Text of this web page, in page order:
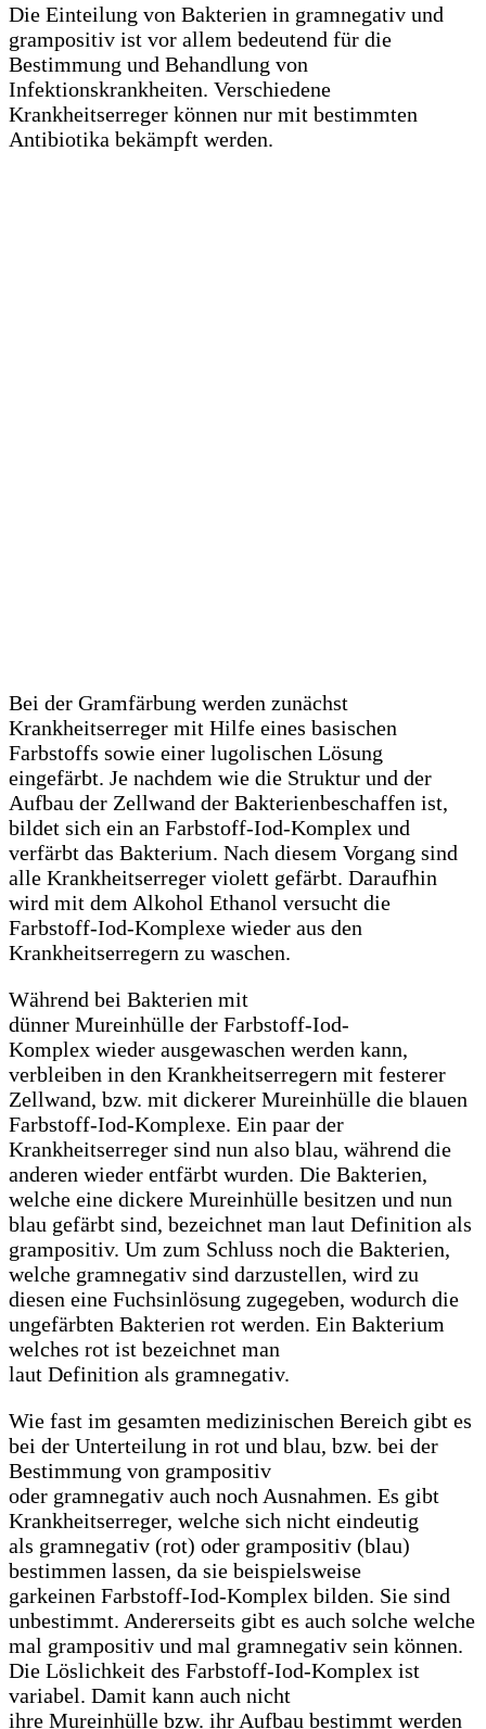
Die Einteilung von Bakterien in gramnegativ und
grampositiv ist vor allem bedeutend für die
Bestimmung und Behandlung von
Infektionskrankheiten. Verschiedene
Krankheitserreger können nur mit bestimmten
Antibiotika bekämpft werden.
Bei der Gramfärbung werden zunächst
Krankheitserreger mit Hilfe eines basischen
Farbstoffs sowie einer lugolischen Lösung
eingefärbt. Je nachdem wie die Struktur und der
Aufbau der Zellwand der Bakterienbeschaffen ist,
bildet sich ein an Farbstoff-Iod-Komplex und
verfärbt das Bakterium. Nach diesem Vorgang sind
alle Krankheitserreger violett gefärbt. Daraufhin
wird mit dem Alkohol Ethanol versucht die
Farbstoff-Iod-Komplexe wieder aus den
Krankheitserregern zu waschen.
Während bei Bakterien mit
dünner Mureinhülle der Farbstoff-Iod-
Komplex wieder ausgewaschen werden kann,
verbleiben in den Krankheitserregern mit festerer
Zellwand, bzw. mit dickerer Mureinhülle die blauen
Farbstoff-Iod-Komplexe. Ein paar der
Krankheitserreger sind nun also blau, während die
anderen wieder entfärbt wurden. Die Bakterien,
welche eine dickere Mureinhülle besitzen und nun
blau gefärbt sind, bezeichnet man laut Definition als
grampositiv. Um zum Schluss noch die Bakterien,
welche gramnegativ sind darzustellen, wird zu
diesen eine Fuchsinlösung zugegeben, wodurch die
ungefärbten Bakterien rot werden. Ein Bakterium
welches rot ist bezeichnet man
laut Definition als gramnegativ.
Wie fast im gesamten medizinischen Bereich gibt es
bei der Unterteilung in rot und blau, bzw. bei der
Bestimmung von grampositiv
oder gramnegativ auch noch Ausnahmen. Es gibt
Krankheitserreger, welche sich nicht eindeutig
als gramnegativ (rot) oder grampositiv (blau)
bestimmen lassen, da sie beispielsweise
garkeinen Farbstoff-Iod-Komplex bilden. Sie sind
unbestimmt. Andererseits gibt es auch solche welche
mal grampositiv und mal gramnegativ sein können.
Die Löslichkeit des Farbstoff-Iod-Komplex ist
variabel. Damit kann auch nicht
ihre Mureinhülle bzw. ihr Aufbau bestimmt werden